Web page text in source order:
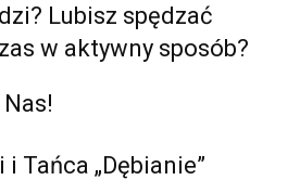
Lubisz spędzać
w aktywny sposób?
Nas!
i Tańca „Dębianie”